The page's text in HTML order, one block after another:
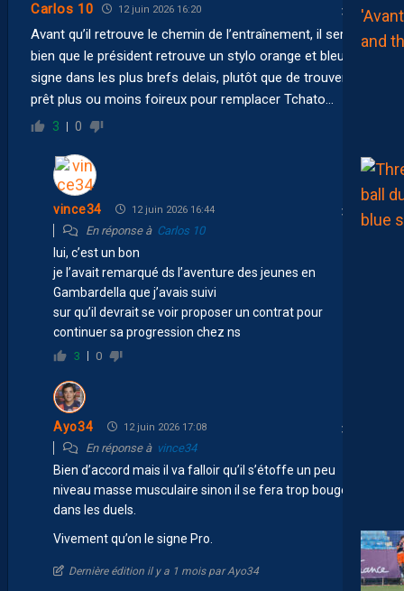
Carlos 10 12 juin 2026 16:20
Avant qu’il retrouve le chemin de l’entraînement, il serait
bien que le président retrouve un stylo orange et bleu et le
signe dans les plus brefs delais, plutôt que de trouver un
prêt plus ou moins foireux pour remplacer Tchato…
3 0
vince34 12 juin 2026 16:44
En réponse à Carlos 10
lui, c’est un bon
je l’avait remarqué ds l’aventure des jeunes en
Gambardella que j’avais suivi
sur qu’il devrait se voir proposer un contrat pour
continuer sa progression chez ns
3 0
Ayo34 12 juin 2026 17:08
En réponse à vince34
Bien d’accord mais il va falloir qu’il s’étoffe un peu
niveau masse musculaire sinon il se fera trop bouger
dans les duels.
Vivement qu’on le signe Pro.
Dernière édition il y a 1 mois par Ayo34